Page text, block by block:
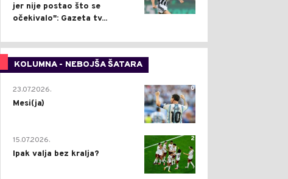
jer nije postao što se
očekivalo": Gazeta tv...
KOLUMNA - NEBOJŠA ŠATARA
0
23.07.2026.
Mesi(ja)
2
15.07.2026.
Ipak valja bez kralja?